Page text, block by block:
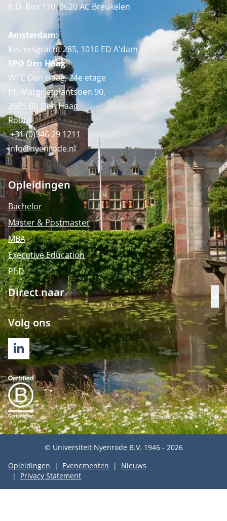
P.O. Box 130, 3620 AC Breukelen
Amsterdam:
Keizersgracht 285, 1016 ED A'dam
SPO Den Haag:
WTC Den Haag, 24e etage
Pr. Margrietplantsoen 90,
2595 BR Den Haag
Route
+31 (0)346 29 1211
info@nyenrode.nl
Opleidingen
Bachelor
Master & Postmaster
MBA
Executive Education
PhD
Direct naar
Volg ons
LINKEDIN
© Universiteit Nyenrode B.V. 1946 - 2026
Opleidingen
Evenementen
Nieuws
Privacy Statement